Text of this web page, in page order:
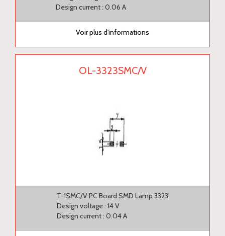
Design current : 0.06 A
Voir plus d'informations
OL-3323SMC/V
T-1SMC/V PC Board SMD Lamp 3323
Design voltage : 14 V
Design current : 0.04 A